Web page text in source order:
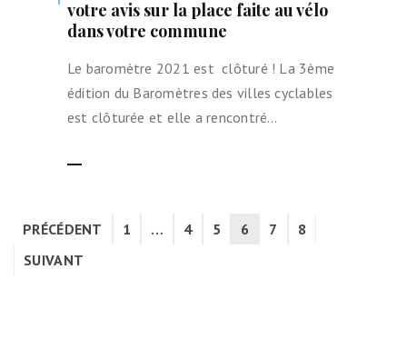
votre avis sur la place faite au vélo
dans votre commune
Le baromètre 2021 est clôturé ! La 3ème
édition du Baromètres des villes cyclables
est clôturée et elle a rencontré…
PRÉCÉDENT 1 … 4 5 6 7
8
SUIVANT